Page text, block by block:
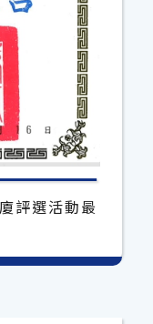
評選活動最